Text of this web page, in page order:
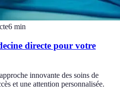
6 min
directe pour votre
innovante des soins de
et une attention personnalisée.